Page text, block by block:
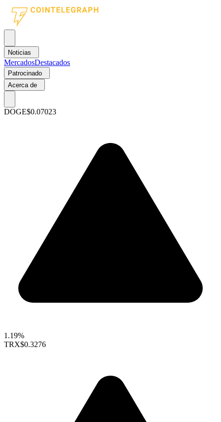
Noticias
MercadosDestacados
Patrocinado
Acerca de
DOGE$0.07023
1.19%
TRX$0.3276